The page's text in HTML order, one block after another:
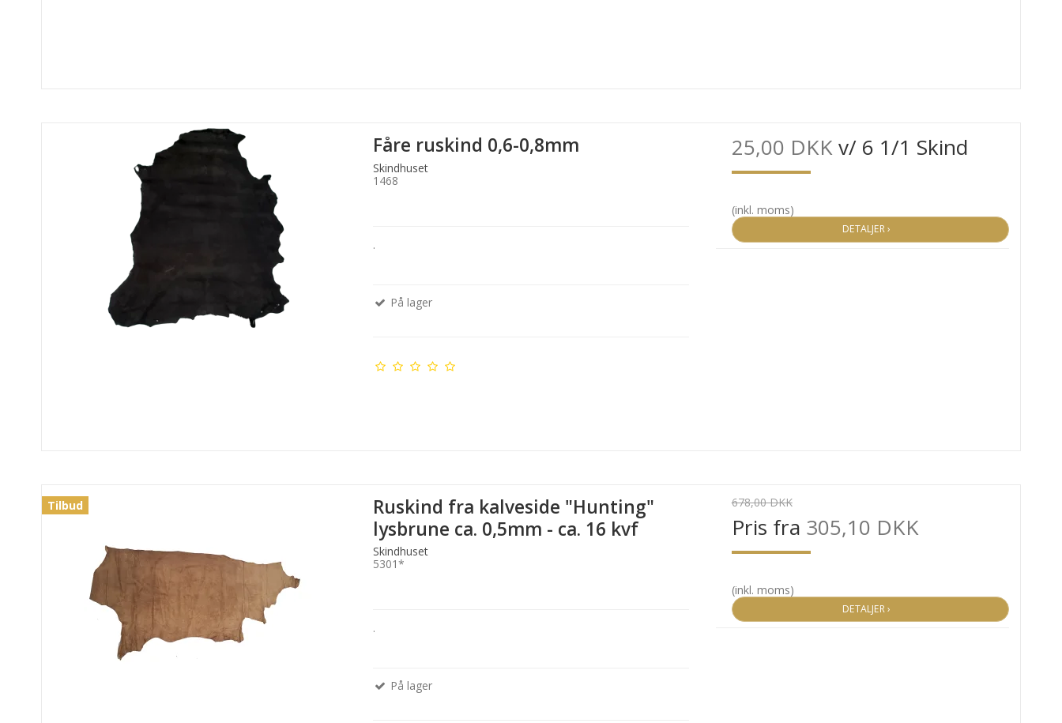
Fåre ruskind 0,6-0,8mm
Skindhuset
1468
.
På lager
25,00 DKKv/ 6 1/1 Skind
(inkl. moms)
DETALJER ›
Tilbud
Ruskind fra kalveside "Hunting"
lysbrune ca. 0,5mm - ca. 16 kvf
Skindhuset
5301*
.
På lager
678,00 DKK
Pris fra 305,10 DKK
(inkl. moms)
DETALJER ›